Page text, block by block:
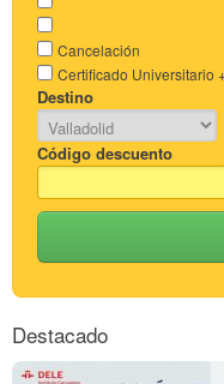
Cancelación
Certificado Universitario
Destino
Código descuento
Destacado